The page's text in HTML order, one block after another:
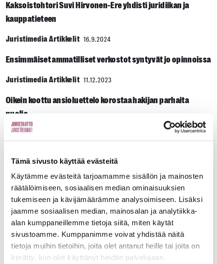
Tämä sivusto käyttää evästeitä
Käytämme evästeitä tarjoamamme sisällön ja mainosten
räätälöimiseen, sosiaalisen median ominaisuuksien
tukemiseen ja kävijämäärämme analysoimiseen. Lisäksi
jaamme sosiaalisen median, mainosalan ja analytiikka-
alan kumppaneillemme tietoja siitä, miten käytät
sivustoamme. Kumppanimme voivat yhdistää näitä
tietoja muihin tietoihin, joita olet antanut heille tai joita on
kerätty, kun olet käyttänyt heidän palvelujaan.
Kaksoistohtori Suvi Hirvonen-Ere yhdisti juridiikan ja
kauppatieteen
Juristimedia Artikkelit 16.9.2024
Ensimmäiset ammatilliset verkostot syntyvät jo opinnoissa
Juristimedia Artikkelit 11.12.2023
Oikein koottu ansioluettelo korostaa hakijan parhaita
puolia
Juristimedia Artikkelit
maailman liiketoimintaa
Juristimedia Artikkelit 18.9.2023
Oikkari, kirkasta opintotavoitteet
Juristimedia Artikkelit 12.6.2023
Näin tekoäly muuttaa juristin työn